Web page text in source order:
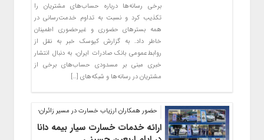
برخی رسانه‌ها درباره حساب‌های مشتریان را
تکذیب کرد و نسبت به تداوم خدمت‌رسانی در
همه بسترهای حضوری و غیرحضوری اطمینان
خاطر داد. به گزارش کیوسک خبر به نقل از
روابط‌عمومی بانک صادرات ایران، به دنبال انتشار
خبری مبنی بر مسدودی حساب‌های برخی از
مشتریان در رسانه‌ها و شبکه‌های […]
حضور همکاران ارزیاب خسارت در مسیر زائران؛
ارائه خدمات خسارت سیار بیمه دانا